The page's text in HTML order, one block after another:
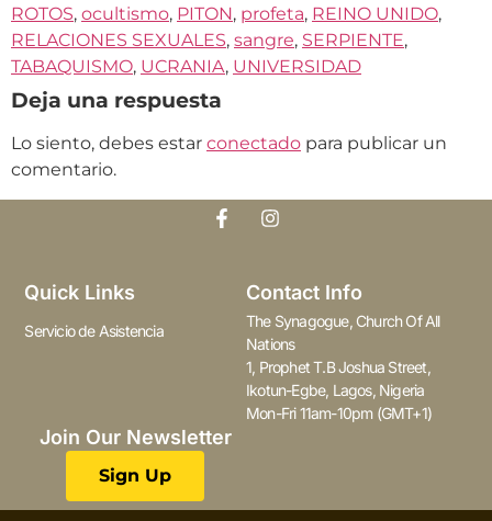
ROTOS, ocultismo, PITON, profeta, REINO UNIDO,
RELACIONES SEXUALES, sangre, SERPIENTE,
TABAQUISMO, UCRANIA, UNIVERSIDAD
Deja una respuesta
Lo siento, debes estar conectado para publicar un
comentario.
Quick Links
Servicio de Asistencia
Contact Info
The Synagogue, Church Of All
Nations
1, Prophet T.B Joshua Street,
Ikotun-Egbe, Lagos, Nigeria
Mon-Fri 11am-10pm (GMT+1)
Join Our Newsletter
Sign Up